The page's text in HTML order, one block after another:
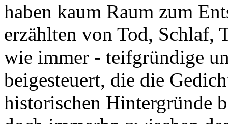
haben kaum Raum zum
erzählten von Tod, Schlaf,
wie immer - teifgründige
beigesteuert, die die
historischen Hintergründe